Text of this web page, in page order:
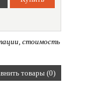
стоимость
товары (0)